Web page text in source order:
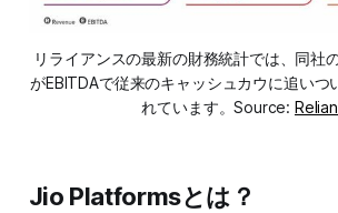
リライアンスの最新の財務統計では、同社
がEBITDAで従来のキャッシュカウに追いつ
れています。Source:
Jio Platformsとは？